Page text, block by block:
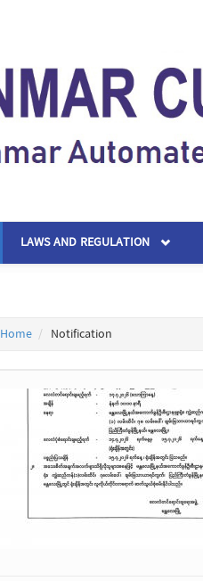
LAWS AND REGULATION
Home Notification